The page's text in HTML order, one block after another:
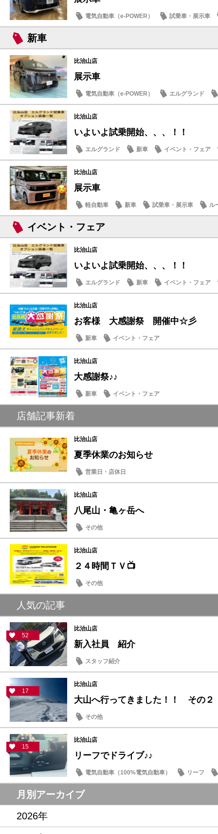
電気自動車（e-POWER） 試乗車・展示車
新車
比治山店
展示車
電気自動車（e-POWER）
エルグランド
新型車
比治山店
いよいよ試乗開始、、、！！
エルグランド 新車 イベント・フェア
比治山店
展示車
軽自動車 新車 試乗車・展示車 ル
イベント・フェア
比治山店
いよいよ試乗開始、、、！！
エルグランド 新車 イベント・フェア
比治山店
お客様 大感謝祭 開催中☆彡
新車 イベント・フェア
比治山店
大感謝祭♪♪
新車 イベント・フェア
店舗記事新着
比治山店
夏季休業のお知らせ
営業日・店休日
比治山店
八尾山・亀ヶ岳へ
その他
比治山店
２４時間ＴＶ📺
その他
人気の記事
52
比治山店
新入社員 紹介
スタッフ紹介
17
比治山店
大山へ行ってきました！！ その２
その他
15
比治山店
リーフでドライブ♪♪
電気自動車（100%電気自動車） リーフ
月別アーカイブ
2026年